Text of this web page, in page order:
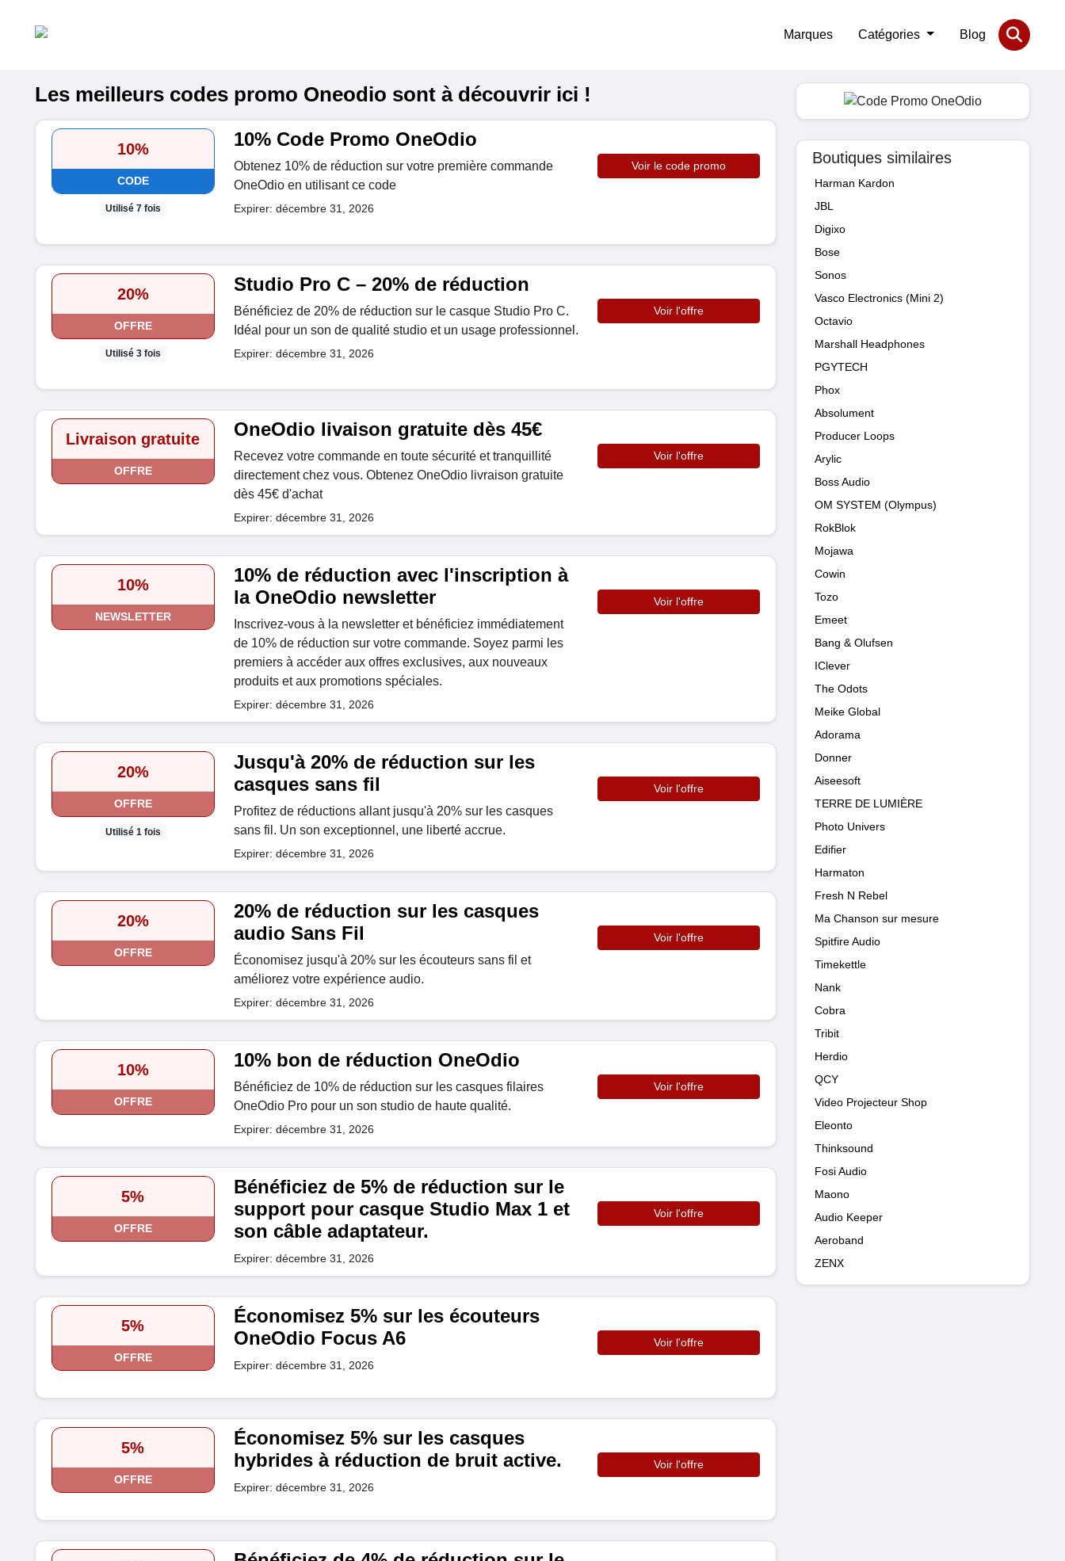
Marques Catégories Blog
Les meilleurs codes promo Oneodio sont à découvrir ici !
10%
CODE
Utilisé 7 fois
10% Code Promo OneOdio
Obtenez 10% de réduction sur votre première commande
OneOdio en utilisant ce code
Expirer: décembre 31, 2026
Voir le code promo
20%
OFFRE
Utilisé 3 fois
Studio Pro C – 20% de réduction
Bénéficiez de 20% de réduction sur le casque Studio Pro C.
Idéal pour un son de qualité studio et un usage professionnel.
Expirer: décembre 31, 2026
Voir l'offre
Livraison gratuite
OFFRE
OneOdio livaison gratuite dès 45€
Recevez votre commande en toute sécurité et tranquillité
directement chez vous. Obtenez OneOdio livraison gratuite
dès 45€ d'achat
Expirer: décembre 31, 2026
Voir l'offre
10%
NEWSLETTER
10% de réduction avec l'inscription à
la OneOdio newsletter
Inscrivez-vous à la newsletter et bénéficiez immédiatement
de 10% de réduction sur votre commande. Soyez parmi les
premiers à accéder aux offres exclusives, aux nouveaux
produits et aux promotions spéciales.
Expirer: décembre 31, 2026
Voir l'offre
20%
OFFRE
Utilisé 1 fois
Jusqu'à 20% de réduction sur les
casques sans fil
Profitez de réductions allant jusqu'à 20% sur les casques
sans fil. Un son exceptionnel, une liberté accrue.
Expirer: décembre 31, 2026
Voir l'offre
20%
OFFRE
20% de réduction sur les casques
audio Sans Fil
Économisez jusqu'à 20% sur les écouteurs sans fil et
améliorez votre expérience audio.
Expirer: décembre 31, 2026
Voir l'offre
10%
OFFRE
10% bon de réduction OneOdio
Bénéficiez de 10% de réduction sur les casques filaires
OneOdio Pro pour un son studio de haute qualité.
Expirer: décembre 31, 2026
Voir l'offre
5%
OFFRE
Bénéficiez de 5% de réduction sur le
support pour casque Studio Max 1 et
son câble adaptateur.
Expirer: décembre 31, 2026
Voir l'offre
5%
OFFRE
Économisez 5% sur les écouteurs
OneOdio Focus A6
Expirer: décembre 31, 2026
Voir l'offre
5%
OFFRE
Économisez 5% sur les casques
hybrides à réduction de bruit active.
Expirer: décembre 31, 2026
Voir l'offre
Boutiques similaires
Harman Kardon
JBL
Digixo
Bose
Sonos
Vasco Electronics (Mini 2)
Octavio
Marshall Headphones
PGYTECH
Phox
Absolument
Producer Loops
Arylic
Boss Audio
OM SYSTEM (Olympus)
RokBlok
Mojawa
Cowin
Tozo
Emeet
Bang & Olufsen
IClever
The Odots
Meike Global
Adorama
Donner
Aiseesoft
TERRE DE LUMIÈRE
Photo Univers
Edifier
Harmaton
Fresh N Rebel
Ma Chanson sur mesure
Spitfire Audio
Timekettle
Nank
Cobra
Tribit
Herdio
QCY
Video Projecteur Shop
Eleonto
Thinksound
Fosi Audio
Maono
Audio Keeper
Aeroband
ZENX